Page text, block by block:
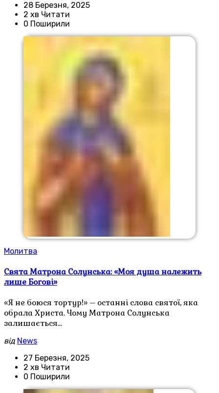
28 Березня, 2025
2 хв Читати
0 Поширили
Молитва
Свята Матрона Солунська: «Моя душа належить
лише Богові»
«Я не боюся тортур!» – останні слова святої, яка
обрала Христа. Чому Матрона Солунська
залишається…
від News
27 Березня, 2025
2 хв Читати
0 Поширили